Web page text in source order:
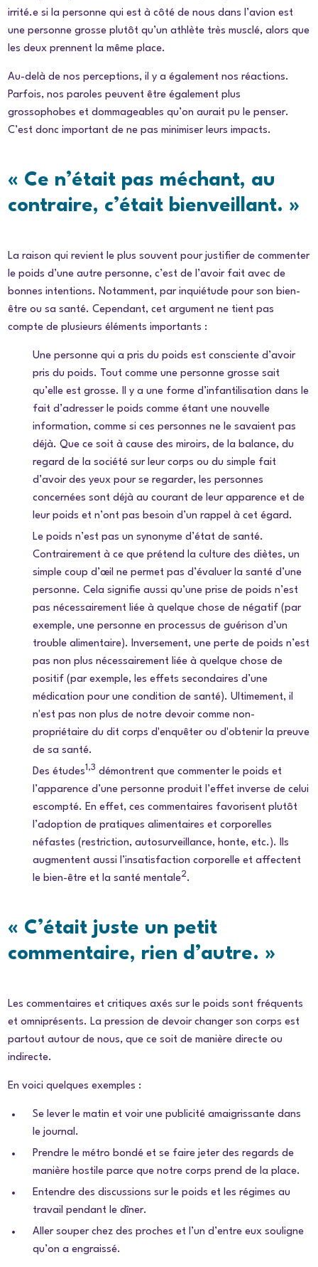
irrité.e si la personne qui est à côté de nous dans l’avion est
une personne grosse plutôt qu’un athlète très musclé, alors que
les deux prennent la même place.
Au-delà de nos perceptions, il y a également nos réactions.
Parfois, nos paroles peuvent être également plus
grossophobes et dommageables qu’on aurait pu le penser.
C’est donc important de ne pas minimiser leurs impacts.
« Ce n’était pas méchant, au
contraire, c’était bienveillant. »
La raison qui revient le plus souvent pour justifier de commenter
le poids d’une autre personne, c’est de l’avoir fait avec de
bonnes intentions. Notamment, par inquiétude pour son bien-
être ou sa santé. Cependant, cet argument ne tient pas
compte de plusieurs éléments importants :
Une personne qui a pris du poids est consciente d’avoir
pris du poids. Tout comme une personne grosse sait
qu’elle est grosse. Il y a une forme d’infantilisation dans le
fait d’adresser le poids comme étant une nouvelle
information, comme si ces personnes ne le savaient pas
déjà. Que ce soit à cause des miroirs, de la balance, du
regard de la société sur leur corps ou du simple fait
d’avoir des yeux pour se regarder, les personnes
concernées sont déjà au courant de leur apparence et de
leur poids et n’ont pas besoin d’un rappel à cet égard.
Le poids n’est pas un synonyme d’état de santé.
Contrairement à ce que prétend la culture des diètes, un
simple coup d’œil ne permet pas d’évaluer la santé d’une
personne. Cela signifie aussi qu’une prise de poids n’est
pas nécessairement liée à quelque chose de négatif (par
exemple, une personne en processus de guérison d’un
trouble alimentaire). Inversement, une perte de poids n’est
pas non plus nécessairement liée à quelque chose de
positif (par exemple, les effets secondaires d’une
médication pour une condition de santé). Ultimement, il
n'est pas non plus de notre devoir comme non-
propriétaire du dit corps d'enquêter ou d'obtenir la preuve
de sa santé.
Des études1,3 démontrent que commenter le poids et
l’apparence d’une personne produit l’effet inverse de celui
escompté. En effet,ces commentaires favorisent plutôt
l’adoption de pratiques alimentaires et corporelles
néfastes (restriction, autosurveillance, honte, etc.). Ils
augmentent aussi l’insatisfaction corporelle et affectent
le bien-être et la santé mentale2.
« C’était juste un petit
commentaire, rien d’autre. »
Les commentaires et critiques axés sur le poids sont fréquents
et omniprésents. La pression de devoir changer son corps est
partout autour de nous, que ce soit de manière directe ou
indirecte.
En voici quelques exemples :
Se lever le matin et voir une publicité amaigrissante dans
le journal.
Prendre le métro bondé et se faire jeter des regards de
manière hostile parce que notre corps prend de la place.
Entendre des discussions sur le poids et les régimes au
travail pendant le dîner.
Aller souper chez des proches et l’un d’entre eux souligne
qu’on a engraissé.